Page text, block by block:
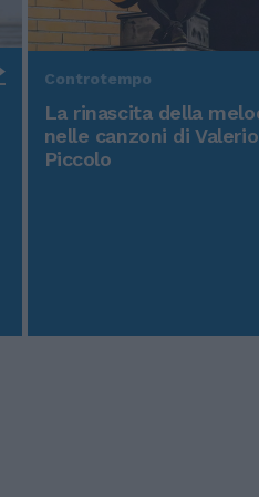
Controtempo
La rinascita della
nelle canzoni di Valerio
Piccolo